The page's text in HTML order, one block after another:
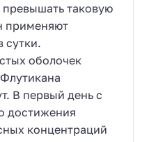
таковую
применяют
сутки.
оболочек
В первый день с
достижения
концентраций